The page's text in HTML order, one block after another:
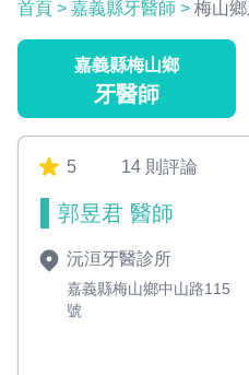
首頁 > 嘉義縣牙醫師 > 梅山
嘉義縣梅山鄉
牙醫師
5 14 則評論
郭昱君 醫師
沅洹牙醫診所
嘉義縣梅山鄉中山路115
號